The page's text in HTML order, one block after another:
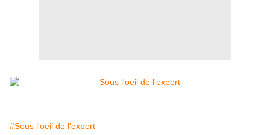
#Sous l'oeil de l'expert